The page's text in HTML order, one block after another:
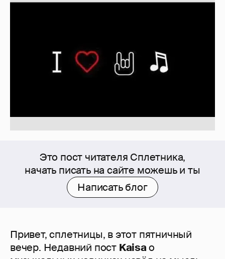
Это пост читателя Сплетника,
начать писать на сайте можешь и ты
Написать блог
Привет, сплетницы, в этот пятничный
вечер. Недавний пост Kaisaо